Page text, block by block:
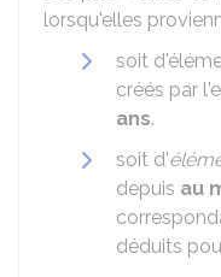
lorsqu'elles
soit
créés par
ans.
soit d'
depuis au
déduits